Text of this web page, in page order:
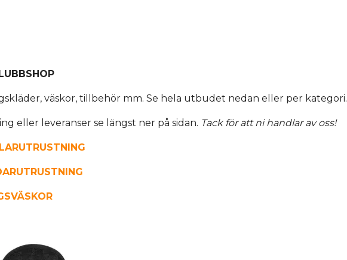
väskor, tillbehör mm. Se hela utbudet nedan eller per kategori.
eller leveranser se längst ner på sidan. Tack för att ni handlar av oss!
VÄSKOR